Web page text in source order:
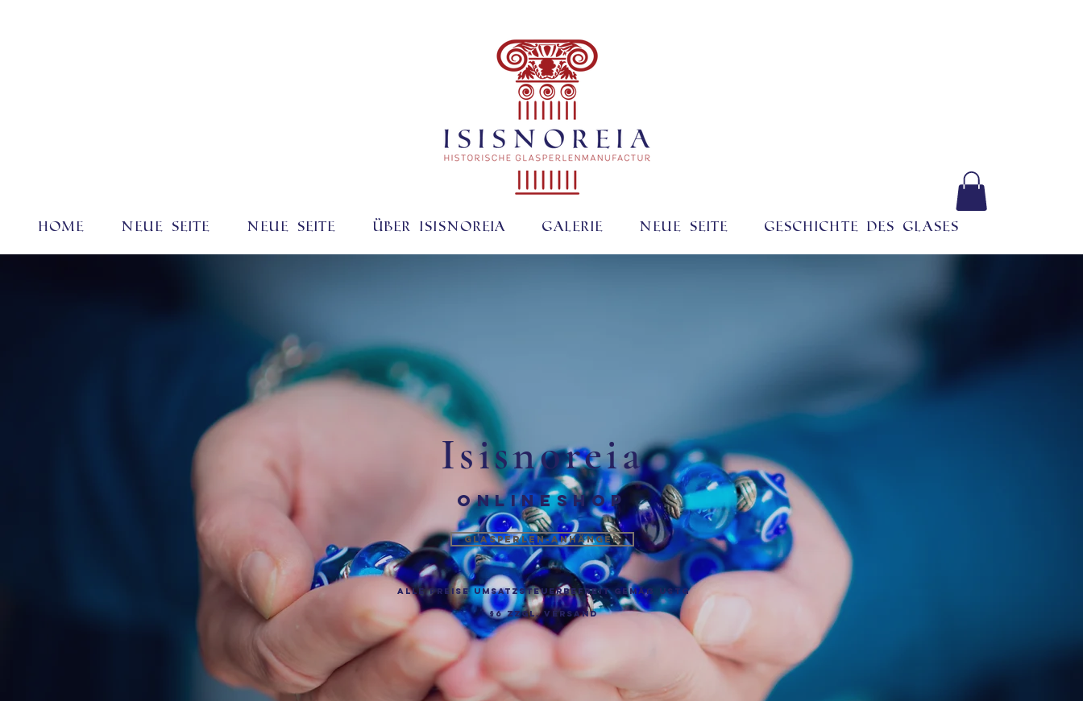
Home Neue Seite Neue Seite Über ISISNOREIA Galerie Neue Seite Geschichte des Glases
Isisnoreia
ONLINESHOP
Glasperlen-Anhänger
Alle Preise Umsatzsteuerbefreit gemäß UStG
§6 zzgl.Versand